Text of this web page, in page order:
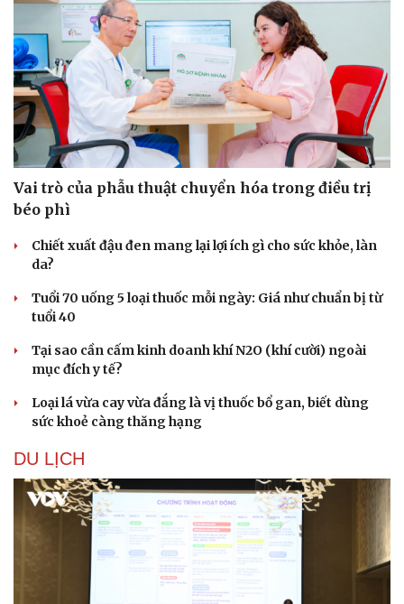
Vai trò của phẫu thuật chuyển hóa trong điều trị
béo phì
Chiết xuất đậu đen mang lại lợi ích gì cho sức khỏe, làn
da?
Tuổi 70 uống 5 loại thuốc mỗi ngày: Giá như chuẩn bị từ
tuổi 40
Tại sao cần cấm kinh doanh khí N2O (khí cười) ngoài
mục đích y tế?
Loại lá vừa cay vừa đắng là vị thuốc bổ gan, biết dùng
sức khoẻ càng thăng hạng
DU LỊCH